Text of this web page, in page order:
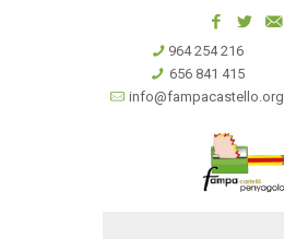
964 254 216
656 841 415
info@fampacastello.org